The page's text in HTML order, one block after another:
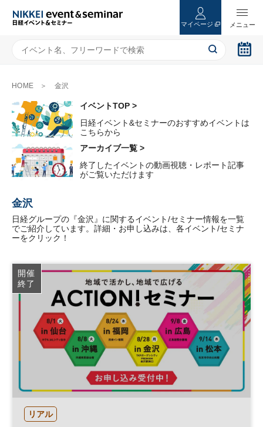
マイページ
HOME 金沢
イベントTOP >
日経イベント&セミナーのおすすめイベントは
こちらから
アーカイブ一覧 >
終了したイベントの動画視聴・レポート記事
がご覧いただけます
金沢
日経グループの『金沢』に関するイベント/セミナー情報を一覧
でご紹介しています。詳細・お申し込みは、各イベント/セミナ
ーをクリック！
開催
終了
リアル